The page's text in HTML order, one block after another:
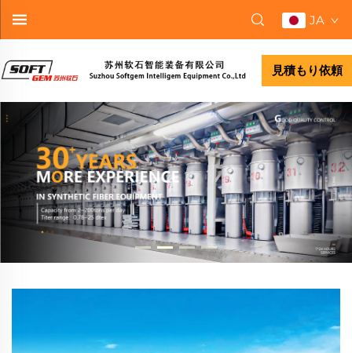
JA
見積もり依頼